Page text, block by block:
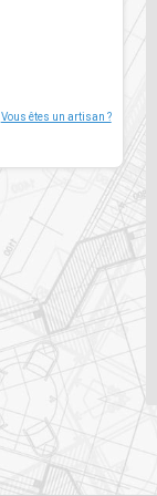
Vous êtes un artisan ?